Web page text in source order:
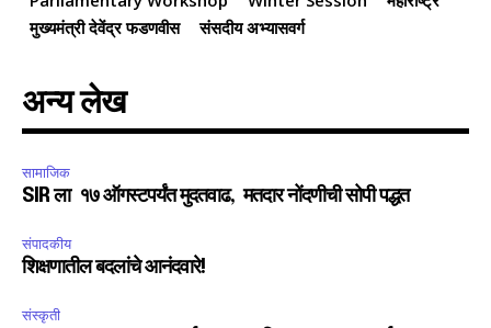
मुख्यमंत्री देवेंद्र फडणवीस
संसदीय अभ्यासवर्ग
अन्य लेख
सामाजिक
SIR ला १७ ऑगस्टपर्यंत मुदतवाढ, मतदार नोंदणीची सोपी पद्धत
संपादकीय
शिक्षणातील बदलांचे आनंदवारे!
संस्कृती